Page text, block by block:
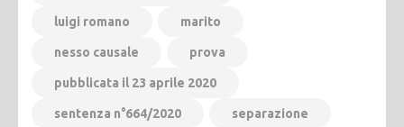
luigi romano marito
nesso causale prova
pubblicata il 23 aprile 2020
sentenza n°664/2020 separazione